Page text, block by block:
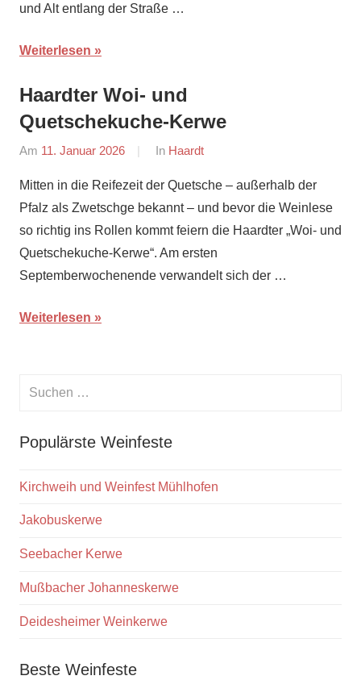
und Alt entlang der Straße …
Weiterlesen
Haardter Woi- und
Quetschekuche-Kerwe
Am 11. Januar 2026
Von
In Haardt
Mitten in die Reifezeit der Quetsche – außerhalb der
Pfalz als Zwetschge bekannt – und bevor die Weinlese
so richtig ins Rollen kommt feiern die Haardter „Woi- und
Quetschekuche-Kerwe“. Am ersten
Septemberwochenende verwandelt sich der …
Weiterlesen
Suchen
Populärste Weinfeste
Kirchweih und Weinfest Mühlhofen
Jakobuskerwe
Seebacher Kerwe
Mußbacher Johanneskerwe
Deidesheimer Weinkerwe
Beste Weinfeste